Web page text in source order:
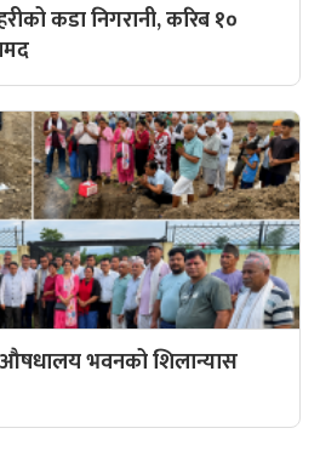
कडा निगरानी, करिब १०
भवनको शिलान्यास